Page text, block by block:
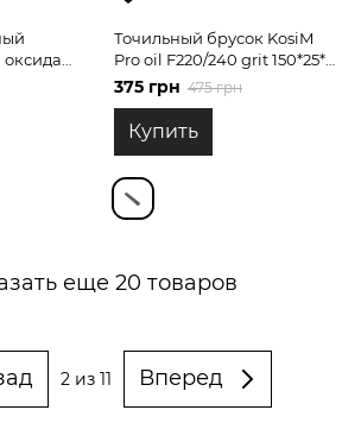
оксида
Точильный брусок KosiM
Pro oil F220/240 grit 150*25*6
мм карбид кремния для
обдирочных работ
375 грн 475 грн
Купить
еще 20 товаров
2из 11 Вперед